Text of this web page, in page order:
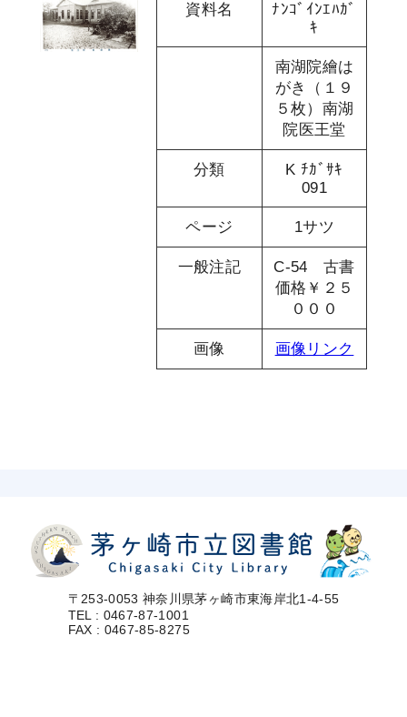
資料名
ﾅﾝｺﾞｲﾝｴﾊｶﾞ
ｷ
南湖院繪は
がき（１９
５枚）南湖
院医王堂
分類
K ﾁｶﾞｻｷ
091
ページ 1サツ
一般注記
C-54 古書
価格￥２５
０００
画像 画像リンク
〒253-0053 神奈川県茅ヶ崎市東海岸北1-4-55
TEL : 0467-87-1001
FAX : 0467-85-8275